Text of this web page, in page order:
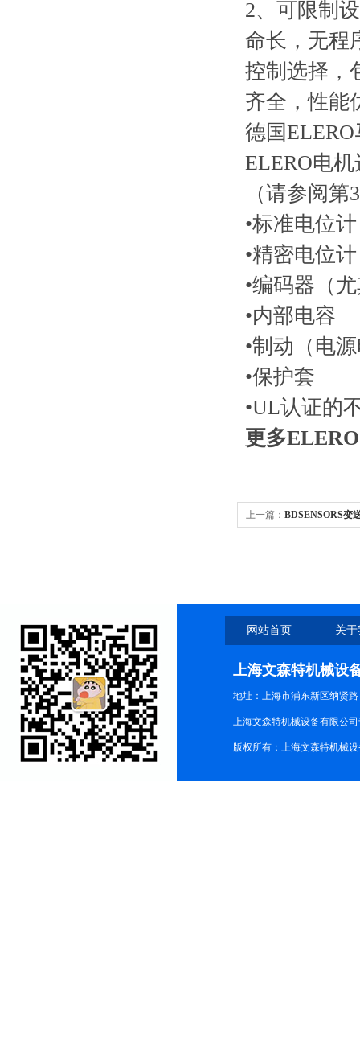
2、可限制
命长，无程
控制选择，
齐全，性能
德国
ELERO电
（请参阅
•标准电位
•精密电位
•编码器（
•内部电容
•制动（电
•保护套
•UL认证的
更多
上一篇： BDSENSORS变
网站首页 关
上海文森特机械设
地址：上海市浦东新区纳贤路
上海文森特机械设备有限公
版权所有：上海文森特机械